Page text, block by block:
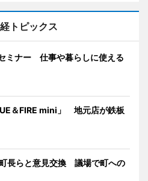
トピックス
ミナー 仕事や暮らしに使える
＆FIRE mini」 地元店が鉄板
町長らと意見交換 議場で町への